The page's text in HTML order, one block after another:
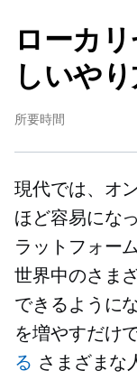
ローカ
しいや
所要時間
現代では、オ
ほど容易にな
ラットフォー
世界中のさま
できるように
を増やすだけ
る さまざまな